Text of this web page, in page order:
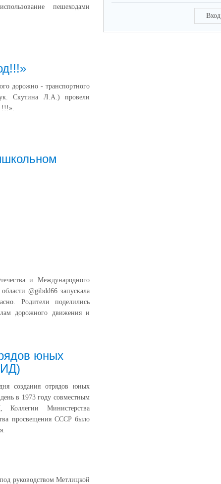
пешеходами
дорожно - транспортного
Скутина Л.А.) провели
!!!».
и Международного
@gibdd66 запускала
Родители поделились
дорожного движения и
юных
создания отрядов юных
в 1973 году совместным
Коллегии Министерства
просвещения СССР было
руководством Метлицкой
Вход